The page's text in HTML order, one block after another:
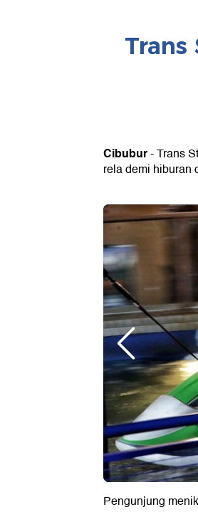
Cibubur- Trans
rela demi hiburan
Pengunjung